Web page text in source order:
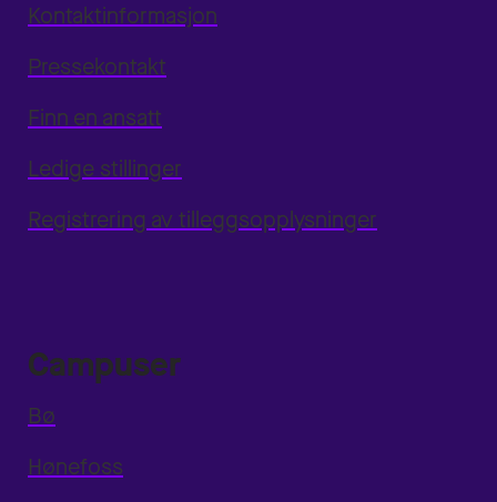
Kontaktinformasjon
Pressekontakt
Finn en ansatt
Ledige stillinger
Registrering av tilleggsopplysninger
Campuser
Bø
Hønefoss